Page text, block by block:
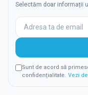
Selectăm doar informații
Sunt de acord să
confidențialitate. Vezi